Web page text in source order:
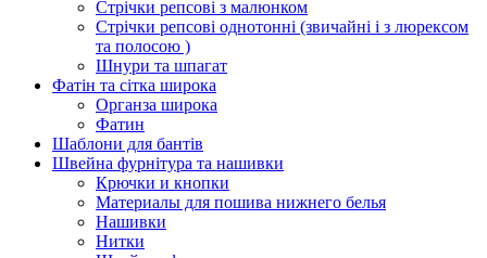
Стрічки репсові з малюнком
Стрічки репсові однотонні (звичайні і з люрексом
та полосою )
Шнури та шпагат
Фатін та сітка широка
Органза широка
Фатин
Шаблони для бантів
Швейна фурнітура та нашивки
Крючки и кнопки
Материалы для пошива нижнего белья
Нашивки
Нитки